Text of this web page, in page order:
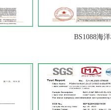
BS1088海